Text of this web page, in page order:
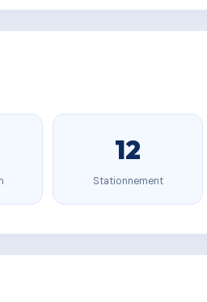
12
Stationnement